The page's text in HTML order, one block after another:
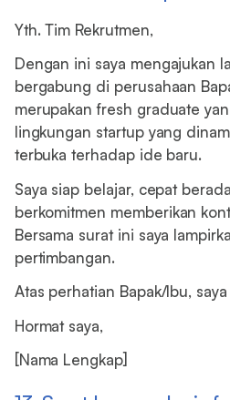
Yth. Tim Rekrutmen,
Dengan ini saya mengajukan
bergabung di perusahaan
merupakan fresh graduate
lingkungan startup yang
terbuka terhadap ide baru.
Saya siap belajar, cepat
berkomitmen memberikan
Bersama surat ini saya
pertimbangan.
Atas perhatian Bapak/Ibu,
Hormat saya,
[Nama Lengkap]